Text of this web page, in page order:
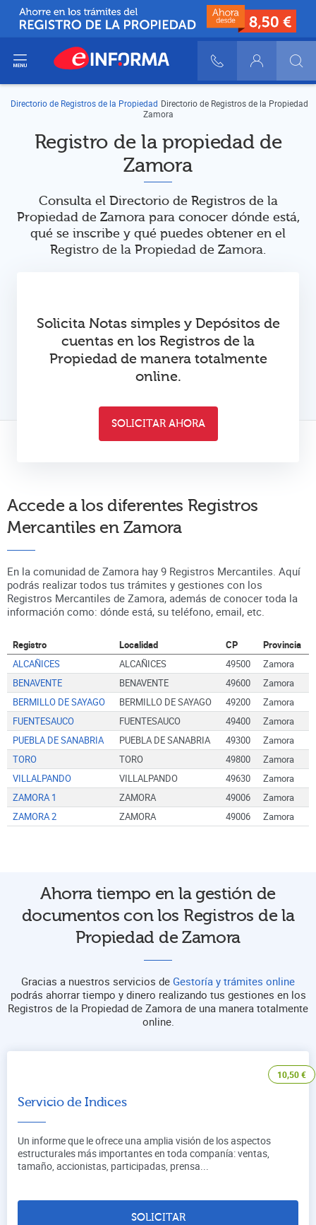
900 10 30 20
Login
del menú
Directorio de Registros de la Propiedad Directorio de Registros de la Propiedad
Zamora
Registro de la propiedad de
Zamora
Consulta el Directorio de Registros de la
Propiedad de Zamora para conocer dónde está,
qué se inscribe y qué puedes obtener en el
Registro de la Propiedad de Zamora.
Solicita Notas simples y Depósitos de
cuentas en los Registros de la
Propiedad de manera totalmente
online.
SOLICITAR AHORA
Accede a los diferentes Registros
Mercantiles en Zamora
En la comunidad de Zamora hay 9 Registros Mercantiles. Aquí
podrás realizar todos tus trámites y gestiones con los
Registros Mercantiles de Zamora, además de conocer toda la
información como: dónde está, su teléfono, email, etc.
Registro Localidad CP
Provincia
ALCAÑICES
ALCAÑICES 49500
Zamora
BENAVENTE
BENAVENTE 49600
Zamora
BERMILLO DE SAYAGO
BERMILLO DE SAYAGO 49200
Zamora
FUENTESAUCO
FUENTESAUCO 49400
Zamora
PUEBLA DE SANABRIA
PUEBLA DE SANABRIA 49300
Zamora
TORO
TORO 49800
Zamora
VILLALPANDO
VILLALPANDO 49630
Zamora
ZAMORA 1
ZAMORA 49006
Zamora
ZAMORA 2
ZAMORA 49006 Zamora
Ahorra tiempo en la gestión de
documentos con los Registros de la
Propiedad de Zamora
Gracias a nuestros servicios de Gestoría y trámites online
podrás ahorrar tiempo y dinero realizando tus gestiones en los
Registros de la Propiedad de Zamora de una manera totalmente
online.
10,50€
Servicio de Indices
Un informe que le ofrece una amplia visión de los aspectos
estructurales más importantes en toda companía: ventas,
tamaño, accionistas, participadas, prensa...
SOLICITAR